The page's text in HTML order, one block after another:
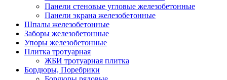
Панели стеновые угловые железобетонные
Панели экрана железобетонные
Шпалы железобетонные
Заборы железобетонные
Упоры железобетонные
Плитка тротуарная
ЖБИ тротуарная плитка
Бордюры, Поребрики